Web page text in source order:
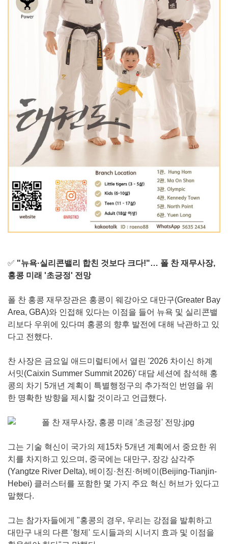
✅ "뉴욕·실리콘밸리 합친 것보다 크다!"… 폴 찬 재무사장,
홍콩 미래 '초긍정' 전망
폴 찬 홍콩 재무장관은 홍콩이 웨강아오 대만구(Greater Bay
Area, GBA)와 인접해 있다는 이점을 들어 뉴욕 및 실리콘밸
리보다 우위에 있다며 홍콩의 향후 발전에 대해 낙관하고 있
다고 전했다.
찬 사장은 금요일 애드미럴티에서 열린 '2026 차이신 하계
서밋(Caixin Summer Summit 2026)' 대담 세션에 참석해 홍
콩의 차기 5개년 계획이 특별행정구의 추가적인 번영을 위
한 명확한 방향을 제시할 것이라고 언급했다.
그는 기술 혁신이 국가의 제15차 5개년 계획에서 중요한 위
치를 차지하고 있으며, 중국에는 대만구, 장강 삼각주
(Yangtze River Delta), 베이징·천진·허베이(Beijing-Tianjin-
Hebei) 클러스터를 포함한 몇 가지 주요 혁신 허브가 있다고
말했다.
그는 참가자들에게 "홍콩의 경우, 우리는 강점을 발휘하고
대만구 내의 다른 '형제' 도시들과의 시너지 효과 및 이점을